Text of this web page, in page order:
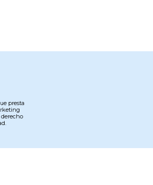
presta
derecho